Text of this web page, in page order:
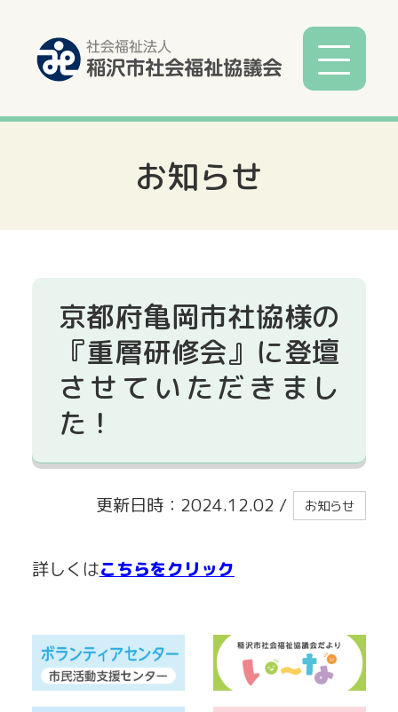
社協とは
社協事業
サービス
寄付募金
お知らせ
京都府亀岡市社協様の
『重層研修会』に登壇
させていただきまし
た！
更新日時：2024.12.02 / お知らせ
詳しくはこちらをクリック